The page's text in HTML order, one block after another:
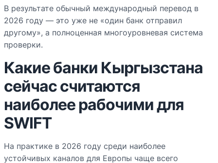
В результате обычный международный перевод в
2026 году — это уже не «один банк отправил
другому», а полноценная многоуровневая система
проверки.
Какие банки Кыргызстана
сейчас считаются
наиболее рабочими для
SWIFT
На практике в 2026 году среди наиболее
устойчивых каналов для Европы чаще всего